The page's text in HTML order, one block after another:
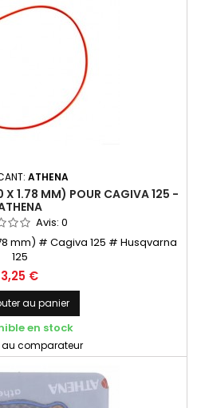
ATHENA
X 1.78 MM) POUR CAGIVA 125 -
Avis: 0
mm) # Cagiva 125 # Husqvarna
125
3,25 €
au panier
en stock
au comparateur